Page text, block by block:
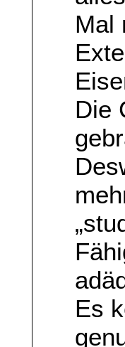
Mal
Die
Es